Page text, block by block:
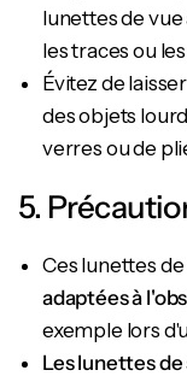
lunettes de
les traces ou
Évitez de
des objets
verres ou de
5.
Ces lunettes
adaptées à
exemple lors
Les lunettes de